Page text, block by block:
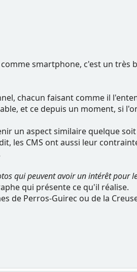
smartphone, c'est un très
chacun faisant comme il
et ce depuis un moment, si
un aspect similaire quelque
les CMS ont aussi leur
qui peuvent avoir un intérêt pour
qui présente ce qu'il réalise.
de Perros-Guirec ou de la